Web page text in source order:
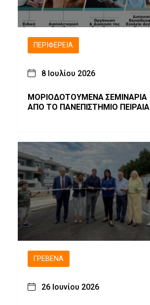
ΠΕΡΙΦΈΡΕΙΑ
8 Ιουλίου 2026
ΜΟΡΙΟΔΟΤΟΥΜΕΝΑ ΣΕΜΙΝΑΡΙΑ
ΑΠΟ ΤΟ ΠΑΝΕΠΙΣΤΗΜΙΟ ΠΕΙΡΑΙΑ
ΓΡΕΒΕΝΆ
26 Ιουνίου 2026